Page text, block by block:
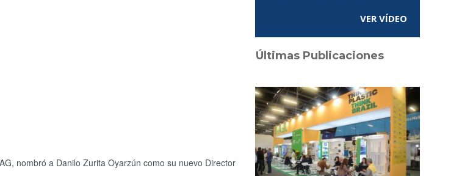
nombró a Danilo Zurita Oyarzún como su nuevo Director
VER VÍDEO
Últimas Publicaciones